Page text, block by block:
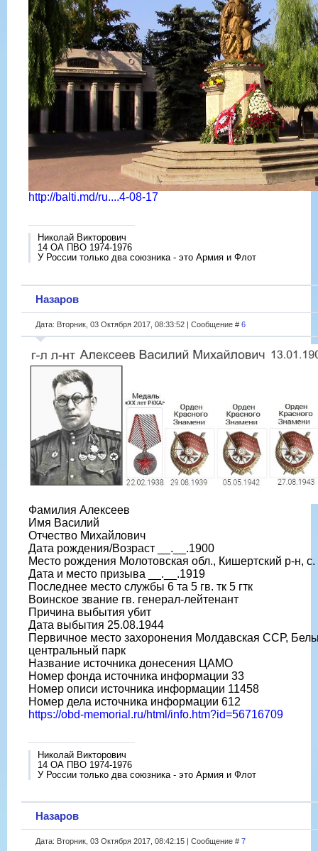
http://balti.md/ru....4-08-17
Николай Викторович
14 ОА ПВО 1974-1976
У России только два союзника - это Армия и Флот
Назаров
Дата: Вторник, 03 Октября 2017, 08:33:52 | Сообщение # 6
Фамилия Алексеев
Имя Василий
Отчество Михайлович
Дата рождения/Возраст __.__.1900
Место рождения Молотовская обл., Кишертский р-н,
Дата и место призыва __.__.1919
Последнее место службы 6 та 5 гв. тк 5 гтк
Воинское звание гв. генерал-лейтенант
Причина выбытия убит
Дата выбытия 25.08.1944
Первичное место захоронения Молдавская ССР,
центральный парк
Название источника донесения ЦАМО
Номер фонда источника информации 33
Номер описи источника информации 11458
Номер дела источника информации 612
https://obd-memorial.ru/html/info.htm?id=56716709
Николай Викторович
14 ОА ПВО 1974-1976
У России только два союзника - это Армия и Флот
Назаров
Дата: Вторник, 03 Октября 2017, 08:42:15 | Сообщение # 7